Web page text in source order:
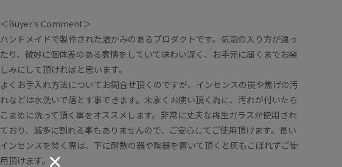
＜Buyer's Comment＞
ハンドメイドで製作された温かみのあるプロダクトです。気泡の入り方が違っ
たり、微妙に個体差のある表情をしていて味わい深く、お手元に届くまでお楽
しみにして頂ければと思います。
よくお手入れ方法についてお問合せ頂くのですが、インセンスの炭や焦げの汚
れなどは水洗いで落とす事できます。末永くお使い頂く為に、汚れが付いたら
こまめに洗って頂く事をオススメします。非常に丈夫な再生ガラスが使用され
ており、滅多に割れる事もありませんので、ご安心してご使用頂けます。長い
インセンスを焚く際は、下に耐熱の器や陶器を置いて頂くと灰もこぼれずご使
用頂けます。